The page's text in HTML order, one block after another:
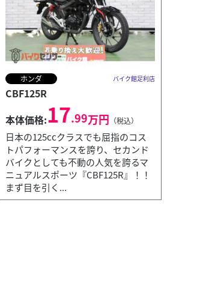
バイク館足利店
ホンダ バイク館足利店
CBF125R
本体価格:17.99万円 （税込）
日本の125ccクラスでも屈指のコス
トパフォーマンスを誇り、セカンド
バイクとしても不動の人気を誇るマ
ニュアルスポーツ『CBF125R』！！
まず目を引く...